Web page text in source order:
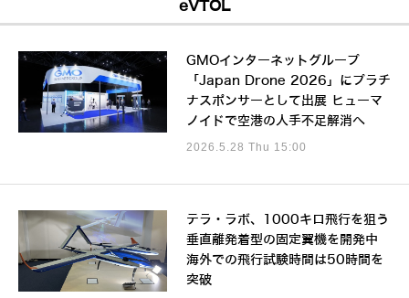
eVTOL
GMOインターネットグループ
「Japan Drone 2026」にプラチ
ナスポンサーとして出展 ヒューマ
ノイドで空港の人手不足解消へ
2026.5.28 Thu 15:00
テラ・ラボ、1000キロ飛行を狙う
垂直離発着型の固定翼機を開発中
海外での飛行試験時間は50時間を
突破